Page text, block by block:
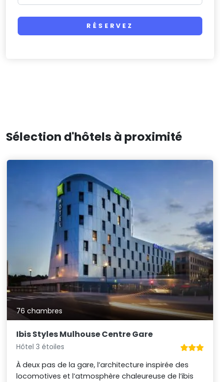
RÉSERVEZ
Sélection d'hôtels à proximité
76 chambres
Ibis Styles Mulhouse Centre Gare
Hôtel 3 étoiles
À deux pas de la gare, l’architecture inspirée des
locomotives et l’atmosphère chaleureuse de l’ibis